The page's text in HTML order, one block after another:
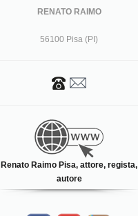
RENATO RAIMO
56100 Pisa (PI)
Renato Raimo Pisa, attore, regista,
autore